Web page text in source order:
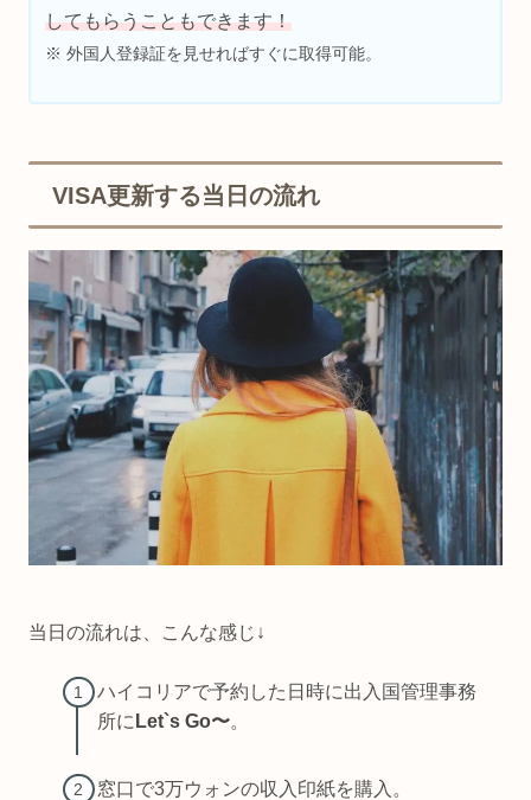
してもらうこともできます！
※ 外国人登録証を見せればすぐに取得可能。
VISA更新する当日の流れ
当日の流れは、こんな感じ↓
ハイコリアで予約した日時に出入国管理事務
所に Let`s Go〜。
窓口で3万ウォンの収入印紙を購入。